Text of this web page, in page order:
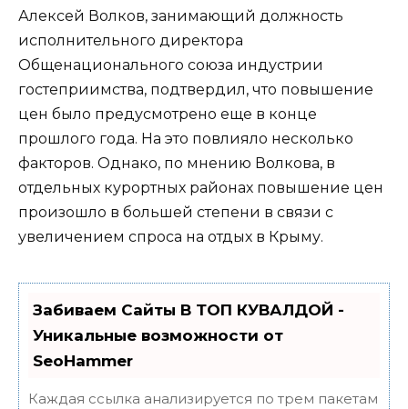
Алексей Волков, занимающий должность
исполнительного директора
Общенационального союза индустрии
гостеприимства, подтвердил, что повышение
цен было предусмотрено еще в конце
прошлого года. На это повлияло несколько
факторов. Однако, по мнению Волкова, в
отдельных курортных районах повышение цен
произошло в большей степени в связи с
увеличением спроса на отдых в Крыму.
Забиваем Сайты В ТОП КУВАЛДОЙ -
Уникальные возможности от
SeoHammer
Каждая ссылка анализируется по трем пакетам